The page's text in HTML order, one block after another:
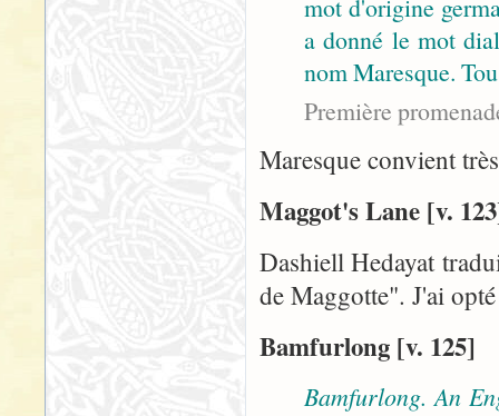
mot d'origine
a donné le mot
nom Maresque.
Première
Maresque convient
Maggot's Lane [v.
Dashiell Hedayat
de Maggotte". J'ai
Bamfurlong [v. 125]
Bamfurlong. An